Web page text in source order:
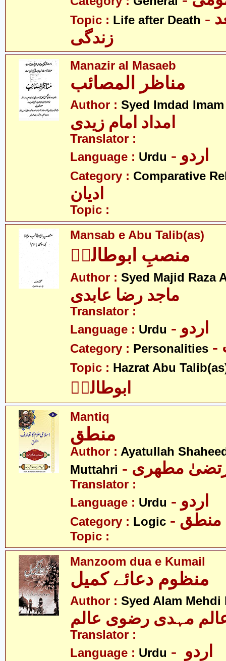
Topic : Life after Death - موت کے بعد
زندگی
Manazir al Masaeb
مناظر المصائب
Author : Syed Imdad
امداد امام زیدی
Translator :
Language : Urdu - اردو
Category : Comparative
ادیان
Topic :
Mansab e Abu Talib(as)
منصبِ ابوطالبؑ
Author : Syed Majid Raza
ماجد رضا عابدی
Translator :
Language : Urdu - اردو
Category : Personalities
Topic : Hazrat Abu
ابوطالبؑ
Mantiq
منطق
Author : Ayatullah
Muttahri
مطھری
Translator :
Language : Urdu - اردو
Category : Logic - منطق
Topic :
Manzoom dua e Kumail
منظوم دعائے کمیل
Author : Syed Alam Mehdi
مہدی رضوی عالم
Translator :
Language : Urdu